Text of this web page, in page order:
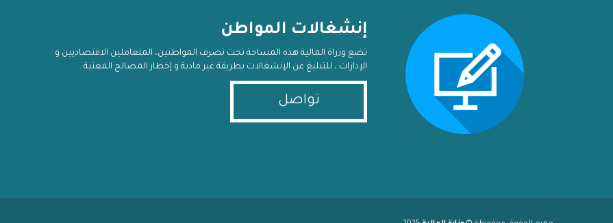
إنشغالات المواطن
تضع وزراة المالية هذه المساحة تحت تصرف المواطنين، المتعاملين الاقتصاديين و
الإدارات ، للتبليغ عن الإنشغالات بطريقة غير مادية و إخطار المصالح المعنية .
تواصل